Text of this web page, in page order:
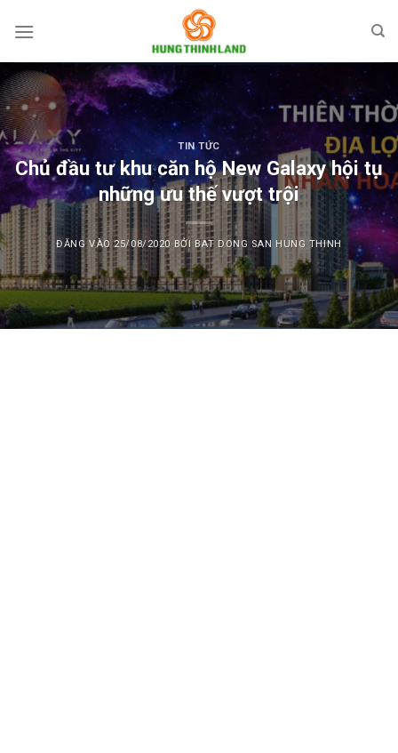
qua
dung
TIN TỨC
Chủ đầu tư khu căn hộ New Galaxy hội tụ
những ưu thế vượt trội
ĐĂNG VÀO25/08/2020 BỞI BAT DONG SAN HUNG THINH